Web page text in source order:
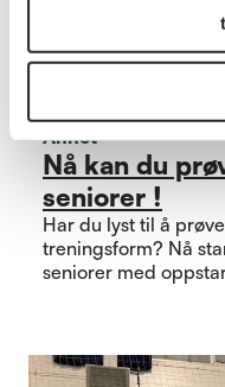
Annet
Nå kan du
seniorer !
Har du lyst til å
treningsform? Nå starter vi opp Taekwon-Do for
seniorer med